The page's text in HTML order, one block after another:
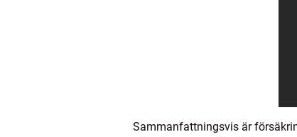
Sammanfattningsvis är